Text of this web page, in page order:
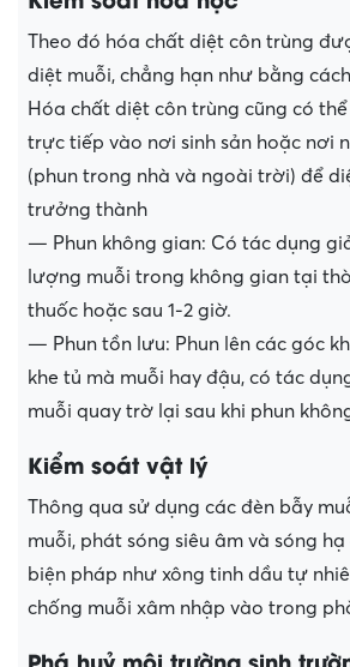
Theo đó hóa chất diệt côn trùng
diệt muỗi, chẳng hạn như bằng
Hóa chất diệt côn trùng cũng có
trực tiếp vào nơi sinh sản hoặc nơi
(phun trong nhà và ngoài trời) để
trưởng thành
— Phun không gian: Có tác dụng
lượng muỗi trong không gian tại
thuốc hoặc sau 1-2 giờ.
— Phun tồn lưu: Phun lên các góc
khe tủ mà muỗi hay đậu, có tác
muỗi quay trờ lại sau khi phun
Kiểm soát vật lý
Thông qua sử dụng các đèn bẫy
muỗi, phát sóng siêu âm và sóng
biện pháp như xông tinh dầu tự
chống muỗi xâm nhập vào trong